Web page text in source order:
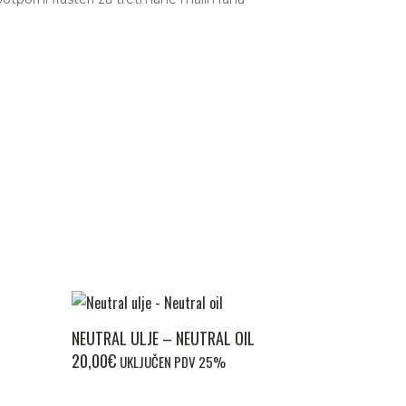
proizvod
ima
NEUTRAL ULJE – NEUTRAL OIL
20,00€ UKLJUČEN PDV 25%